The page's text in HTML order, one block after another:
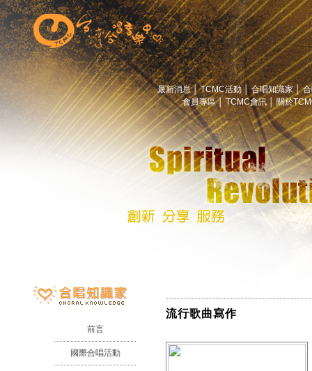
最新消息│ TCMC活動│ 合唱知識家│
會員專區│ TCMC會訊│ 關於
前言
國際合唱活動
流行歌曲寫作